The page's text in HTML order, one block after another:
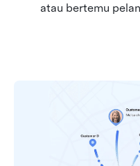
atau bertemu